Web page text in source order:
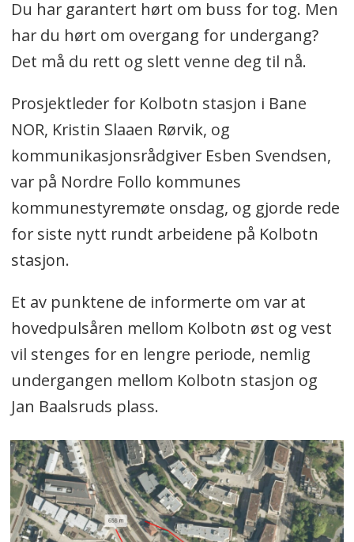
Du har garantert hørt om buss for tog. Men
har du hørt om overgang for undergang?
Det må du rett og slett venne deg til nå.
Prosjektleder for Kolbotn stasjon i Bane
NOR, Kristin Slaaen Rørvik, og
kommunikasjonsrådgiver Esben Svendsen,
var på Nordre Follo kommunes
kommunestyremøte onsdag, og gjorde rede
for siste nytt rundt arbeidene på Kolbotn
stasjon.
Et av punktene de informerte om var at
hovedpulsåren mellom Kolbotn øst og vest
vil stenges for en lengre periode, nemlig
undergangen mellom Kolbotn stasjon og
Jan Baalsruds plass.